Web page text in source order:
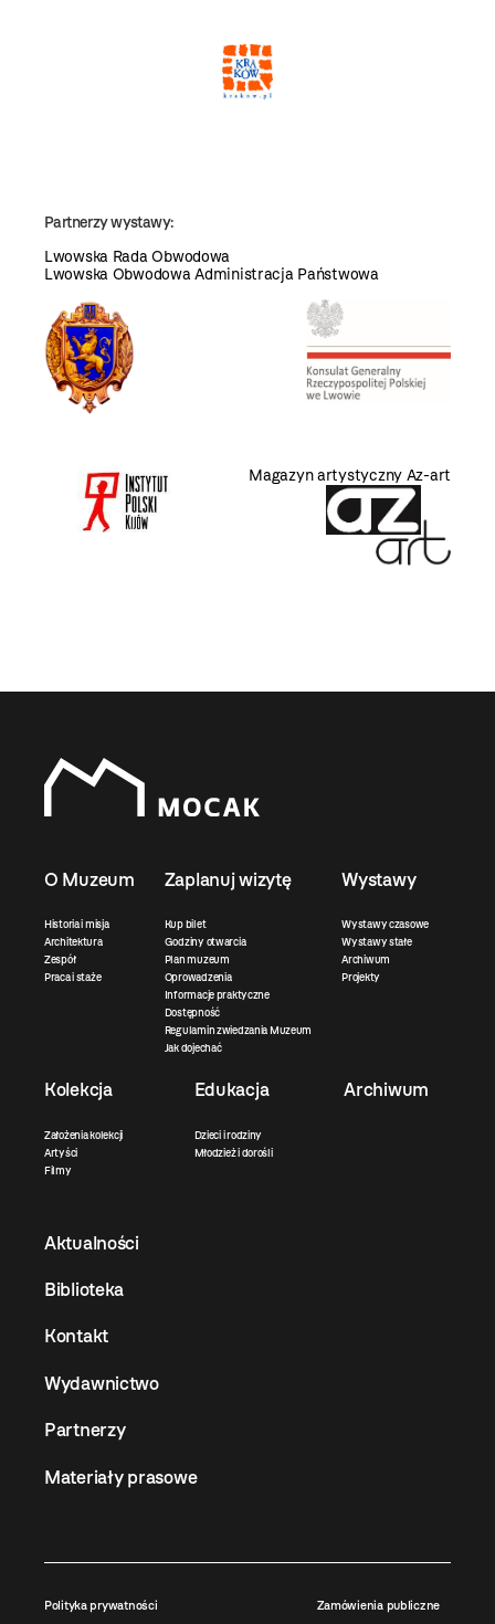
Partnerzy wystawy:
Lwowska Rada Obwodowa
Lwowska Obwodowa Administracja Państwowa
Magazyn artystyczny Az-art
O Muzeum
Historia i misja
Architektura
Zespół
Praca i staże
Zaplanuj wizytę
Kup bilet
Godziny otwarcia
Plan muzeum
Oprowadzenia
Informacje praktyczne
Dostępność
Regulamin zwiedzania Muzeum
Jak dojechać
Wystawy
Wystawy czasowe
Wystawy stałe
Archiwum
Projekty
Kolekcja
Założenia kolekcji
Artyści
Filmy
Edukacja
Dzieci i rodziny
Młodzież i dorośli
Archiwum
Aktualności
Biblioteka
Kontakt
Wydawnictwo
Partnerzy
Materiały prasowe
Polityka prywatności Zamówienia publiczne